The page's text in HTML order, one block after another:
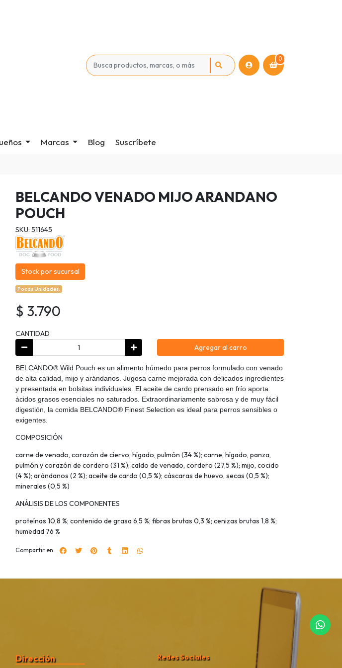
0
Marcas Blog Suscríbete
BELCANDO VENADO MIJO ARANDANO
POUCH
SKU: 511645
Stock por sucursal
Pocas Unidades.
$ 3.790
CANTIDAD
Agregar al carro
BELCANDO® Wild Pouch es un alimento húmedo para perros formulado con venado
de alta calidad, mijo y arándanos. Jugosa carne mejorada con delicados ingredientes
y presentada en bolsitas individuales. El aceite de cardo prensado en frío aporta
ácidos grasos esenciales no saturados. Extraordinariamente sabrosa y de muy fácil
digestión, la comida BELCANDO® Finest Selection es ideal para perros sensibles o
exigentes.
COMPOSICIÓN
carne de venado, corazón de ciervo, hígado, pulmón (34 %); carne, hígado, panza,
pulmón y corazón de cordero (31 %); caldo de venado, cordero (27,5 %); mijo, cocido
(4 %); arándanos (2 %); aceite de cardo (0,5 %); cáscaras de huevo, secas (0,5 %);
minerales (0,5 %)
ANÁLISIS DE LOS COMPONENTES
proteínas 10,8 %; contenido de grasa 6,5 %; fibras brutas 0,3 %; cenizas brutas 1,8 %;
humedad 76 %
Compartir en:
Dirección Redes Sociales